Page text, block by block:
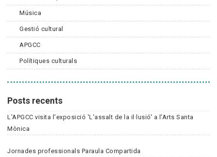
Música
Gestió cultural
APGCC
Polítiques culturals
Posts recents
L'APGCC visita l'exposició 'L'assalt de la il·lusió' a l'Arts Santa
Mònica
Jornades professionals Paraula Compartida